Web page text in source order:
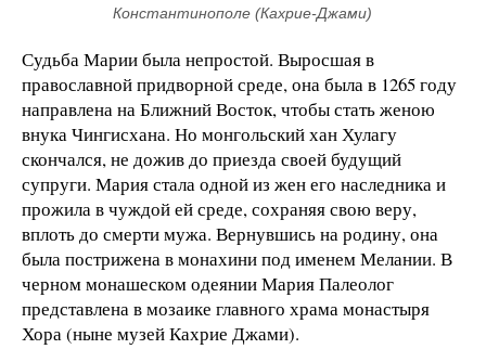
Судьба Марии была непростой. Выросшая в
православной придворной среде, она была в 1265 году
направлена на Ближний Восток, чтобы стать женою
внука Чингисхана. Но монгольский хан Хулагу
скончался, не дожив до приезда своей будущий
супруги. Мария стала одной из жен его наследника и
прожила в чуждой ей среде, сохраняя свою веру,
вплоть до смерти мужа. Вернувшись на родину, она
была пострижена в монахини под именем Мелании. В
черном монашеском одеянии Мария Палеолог
представлена в мозаике главного храма монастыря
Хора (ныне музей Кахрие Джами).